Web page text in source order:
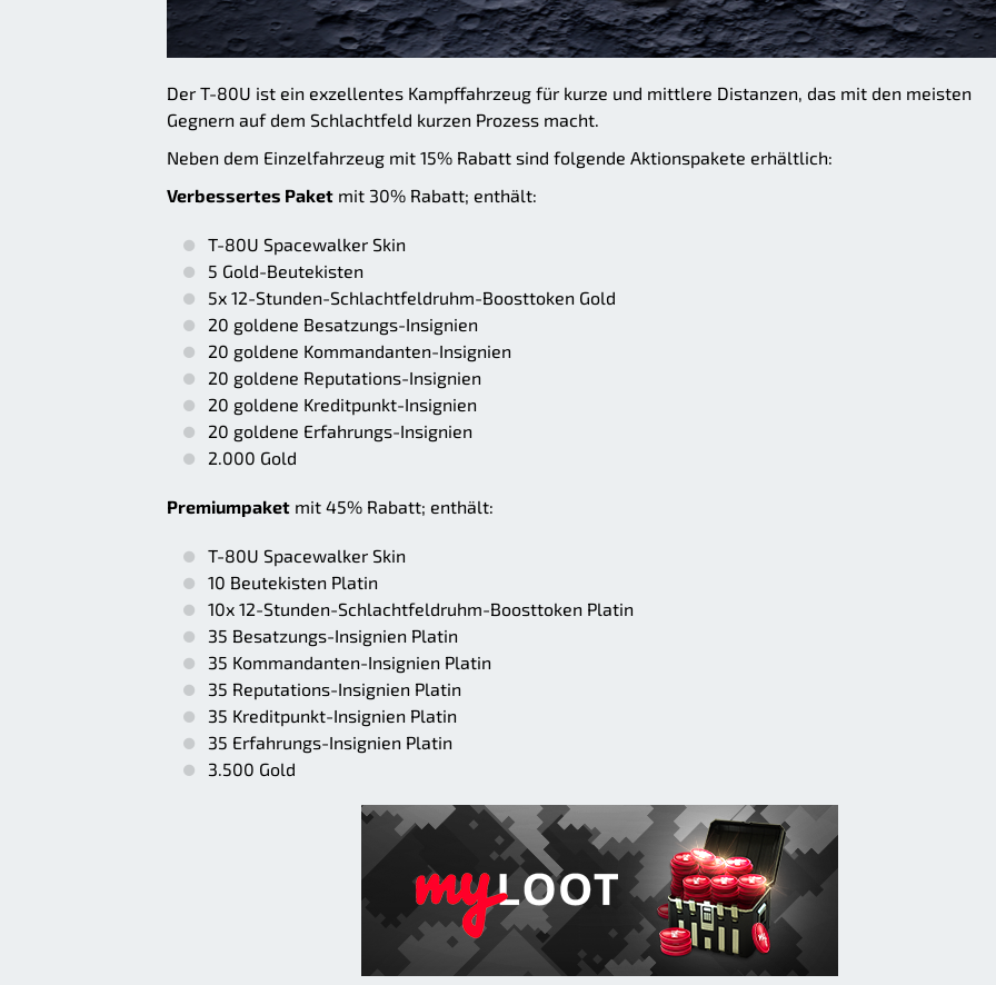
Der T-80U ist ein exzellentes Kampffahrzeug für kurze und mittlere Distanzen, das mit den meisten
Gegnern auf dem Schlachtfeld kurzen Prozess macht.
Neben dem Einzelfahrzeug mit 15% Rabatt sind folgende Aktionspakete erhältlich:
Verbessertes Paket mit 30% Rabatt; enthält:
T-80U Spacewalker Skin
5 Gold-Beutekisten
5x 12-Stunden-Schlachtfeldruhm-Boosttoken Gold
20 goldene Besatzungs-Insignien
20 goldene Kommandanten-Insignien
20 goldene Reputations-Insignien
20 goldene Kreditpunkt-Insignien
20 goldene Erfahrungs-Insignien
2.000 Gold
Premiumpaket mit 45% Rabatt; enthält:
T-80U Spacewalker Skin
10 Beutekisten Platin
10x 12-Stunden-Schlachtfeldruhm-Boosttoken Platin
35 Besatzungs-Insignien Platin
35 Kommandanten-Insignien Platin
35 Reputations-Insignien Platin
35 Kreditpunkt-Insignien Platin
35 Erfahrungs-Insignien Platin
3.500 Gold